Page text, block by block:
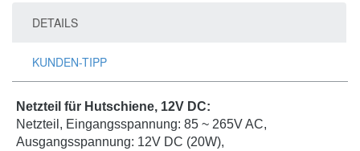
DETAILS
KUNDEN-TIPP
Netzteil für Hutschiene, 12V DC:
Netzteil, Eingangsspannung: 85 ~ 265V AC,
Ausgangsspannung: 12V DC (20W),